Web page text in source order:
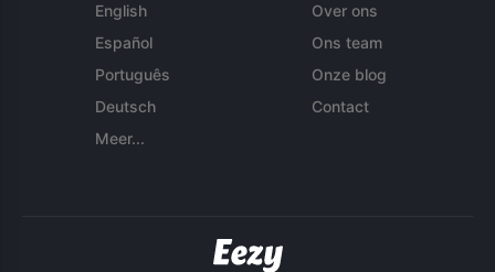
English
Español
Português
Deutsch
Meer...
Over ons
Ons team
Onze blog
Contact